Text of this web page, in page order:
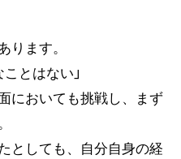
ります。
とはない」
においても挑戦し、まず
としても、自分自身の経